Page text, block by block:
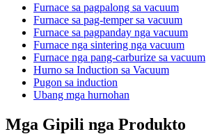
Furnace sa pagpalong sa vacuum
Furnace sa pag-temper sa vacuum
Furnace sa pagpanday nga vacuum
Furnace nga sintering nga vacuum
Furnace nga pang-carburize sa vacuum
Hurno sa Induction sa Vacuum
Pugon sa induction
Ubang mga hurnohan
Mga Gipili nga Produkto